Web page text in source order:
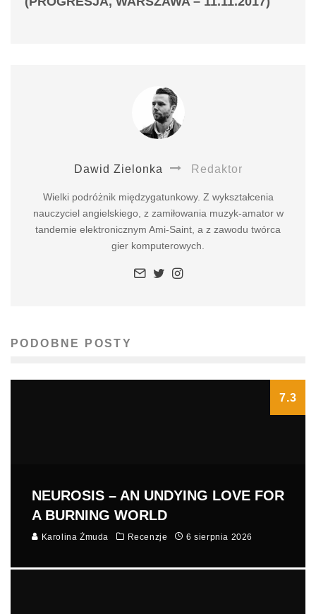
Dawid Zielonka Redaktor
Wielki podróżnik międzygatunkowy. Z wykształcenia
nauczyciel angielskiego, z zamiłowania muzyk-amator w
tandemie elektronicznym Ami-Saint, a z zawodu twórca
gier komputerowych.
PODOBNE POSTY
7.3
NEUROSIS – AN UNDYING LOVE FOR
A BURNING WORLD
Karolina Żmuda Recenzje 6 sierpnia 2026